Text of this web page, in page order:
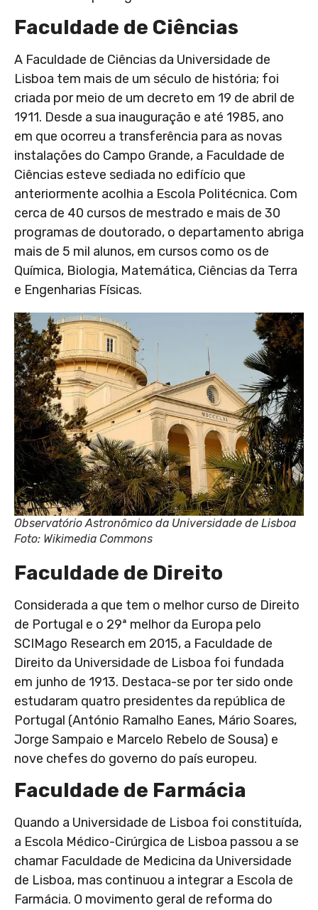
Faculdade de Ciências
A Faculdade de Ciências da Universidade de
Lisboa tem mais de um século de história; foi
criada por meio de um decreto em 19 de abril de
1911. Desde a sua inauguração e até 1985, ano
em que ocorreu a transferência para as novas
instalações do Campo Grande, a Faculdade de
Ciências esteve sediada no edifício que
anteriormente acolhia a Escola Politécnica. Com
cerca de 40 cursos de mestrado e mais de 30
programas de doutorado, o departamento abriga
mais de 5 mil alunos, em cursos como os de
Química, Biologia, Matemática, Ciências da Terra
e Engenharias Físicas.
Observatório Astronômico da Universidade de Lisboa
Foto: Wikimedia Commons
Faculdade de Direito
Considerada a que tem o melhor curso de Direito
de Portugal e o 29ª melhor da Europa pelo
SCIMago Research em 2015, a Faculdade de
Direito da Universidade de Lisboa foi fundada
em junho de 1913. Destaca-se por ter sido onde
estudaram quatro presidentes da república de
Portugal (António Ramalho Eanes, Mário Soares,
Jorge Sampaio e Marcelo Rebelo de Sousa) e
nove chefes do governo do país europeu.
Faculdade de Farmácia
Quando a Universidade de Lisboa foi constituída,
a Escola Médico-Cirúrgica de Lisboa passou a se
chamar Faculdade de Medicina da Universidade
de Lisboa, mas continuou a integrar a Escola de
Farmácia. O movimento geral de reforma do